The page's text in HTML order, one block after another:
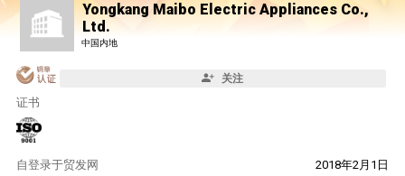
Yongkang Maibo Electric Appliances Co.,
Ltd.
中国内地
关注
证书
自 2018年2月1日
登录于贸发网